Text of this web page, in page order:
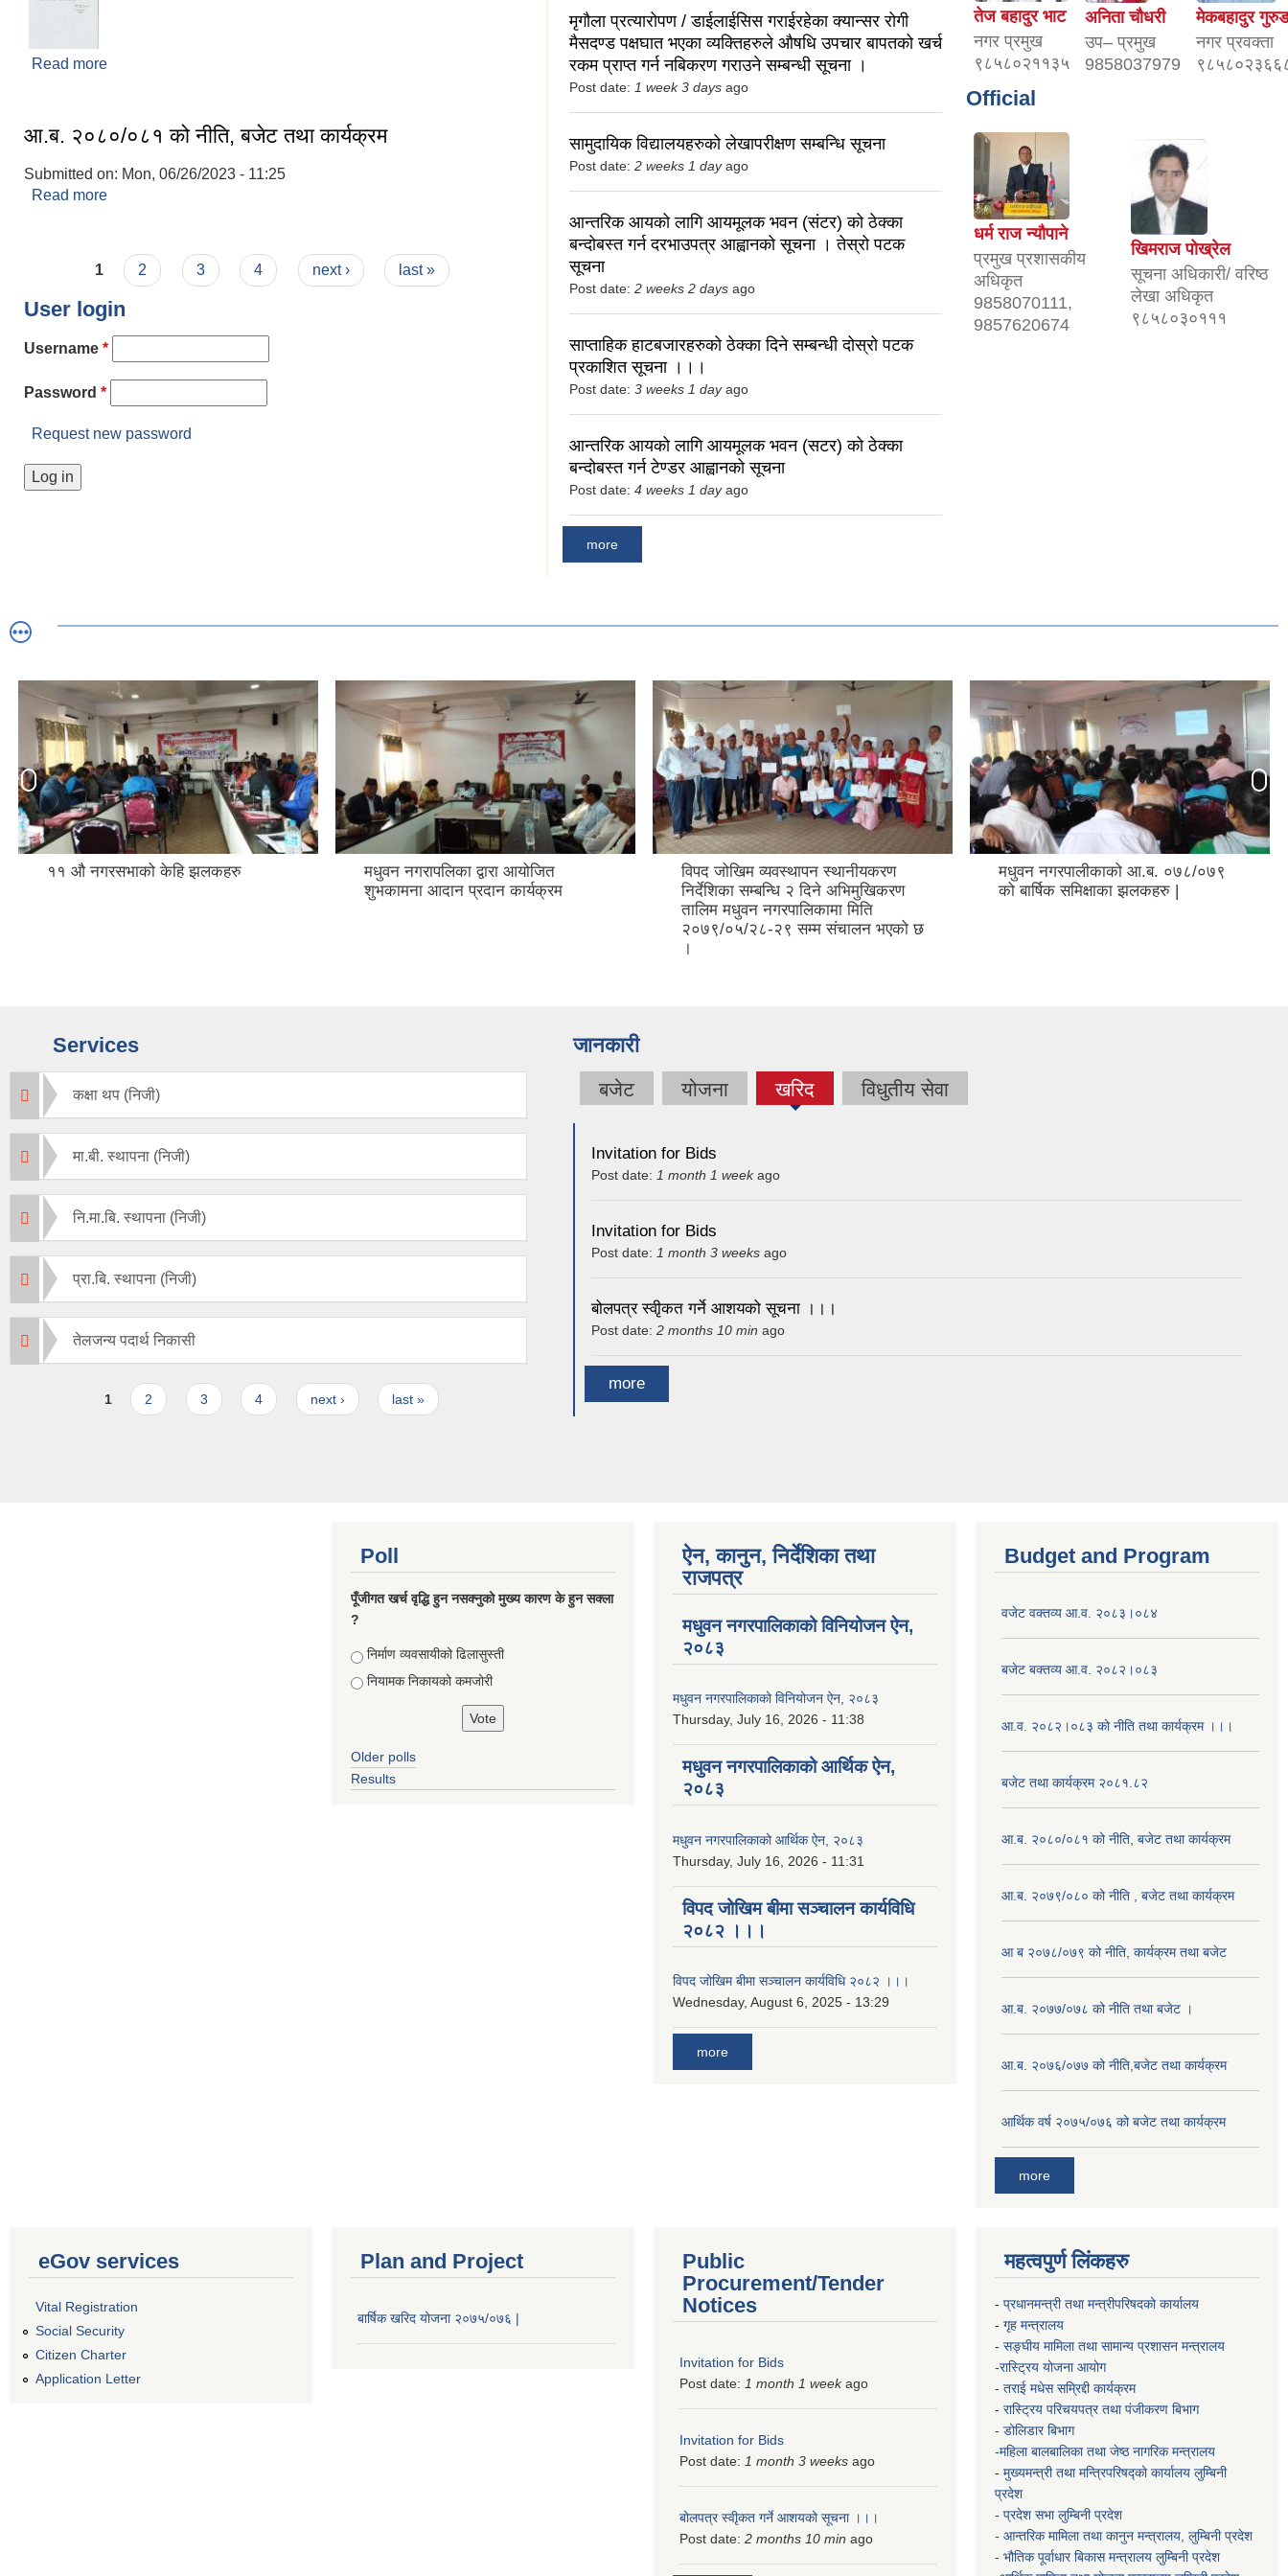
Read more
आ.ब. २०८०/०८१ को नीति, बजेट तथा कार्यक्रम
Submitted on: Mon, 06/26/2023 - 11:25
Read more
Pages
1 2 3 4 next › last »
User login
Username *
Password *
Request new password
मृगौला प्रत्यारोपण / डाईलाईसिस गराईरहेका क्यान्सर रोगी
मैसदण्ड पक्षघात भएका व्यक्तिहरुले औषधि उपचार बापतको खर्च
रकम प्राप्त गर्न नबिकरण गराउने सम्बन्धी सूचना ।
Post date: 1 week 3 days ago
सामुदायिक विद्यालयहरुको लेखापरीक्षण सम्बन्धि सूचना
Post date: 2 weeks 1 dayago
आन्तरिक आयको लागि आयमूलक भवन (संटर) को ठेक्का
बन्दोबस्त गर्न दरभाउपत्र आह्वानको सूचना । तेस्रो पटक
सूचना
Post date: 2 weeks 2 days ago
साप्ताहिक हाटबजारहरुको ठेक्का दिने सम्बन्धी दोस्रो पटक
प्रकाशित सूचना ।।।
Post date: 3 weeks 1 dayago
आन्तरिक आयको लागि आयमूलक भवन (सटर) को ठेक्का
बन्दोबस्त गर्न टेण्डर आह्वानको सूचना
Post date: 4 weeks 1 dayago
more
तेज बहादुर भाट
नगर प्रमुख
९८५८०२११३५
अनिता चौधरी
उप– प्रमुख
9858037979
मेकबहादुर
नगर प्रवक्ता
Official
धर्म राज न्यौपाने
प्रमुख प्रशासकीय
अधिकृत
9858070111,
9857620674
खिमराज पोख्रेल
सूचना अधिकारी/ वरिष्ठ
लेखा अधिकृत
९८५८०३०१११
११ औ नगरसभाको केहि झलकहरु
मधुवन नगरापलिका द्वारा आयोजित
शुभकामना आदान प्रदान कार्यक्रम
विपद जोखिम व्यवस्थापन स्थानीयकरण
निर्देशिका सम्बन्धि २ दिने अभिमुखिकरण
तालिम मधुवन नगरपालिकामा मिति
२०७९/०५/२८-२९ सम्म संचालन भएको छ
।
मधुवन नगरपालीकाको आ.ब. ०७८/०७९
को बार्षिक समिक्षाका झलकहरु |
Services
कक्षा थप (निजी)
मा.बी. स्थापना (निजी)
नि.मा.बि. स्थापना (निजी)
प्रा.बि. स्थापना (निजी)
तेलजन्य पदार्थ निकासी
1 2 3 4 next › last »
जानकारी
बजेट योजना खरिद
(active
विधुतीय सेवा
Invitation for Bids
Post date: 1 month 1 weekago
Invitation for Bids
Post date: 1 month 3 weeks ago
बोलपत्र स्वीृकत गर्ने आशयको सूचना ।।।
Post date: 2 months 10 min ago
more
Poll
पूँजीगत खर्च वृद्धि हुन नसक्नुको मुख्य कारण के हुन सक्ला
?
Choices
निर्माण व्यवसायीको ढिलासुस्ती
नियामक निकायको कमजोरी
Older polls
Results
ऐन, कानुन, निर्देशिका तथा
राजपत्र
मधुवन नगरपालिकाको विनियोजन ऐन,
२०८३
मधुवन नगरपालिकाको विनियोजन ऐन, २०८३
Thursday, July 16, 2026 - 11:38
मधुवन नगरपालिकाको आर्थिक ऐन,
२०८३
मधुवन नगरपालिकाको आर्थिक ऐन, २०८३
Thursday, July 16, 2026 - 11:31
विपद जोखिम बीमा सञ्चालन कार्यविधि
२०८२ ।।।
विपद जोखिम बीमा सञ्चालन कार्यविधि २०८२ ।।।
Wednesday, August 6, 2025 - 13:29
more
Budget and Program
वजेट वक्तव्य आ.व. २०८३।०८४
बजेट बक्तव्य आ.व. २०८२।०८३
आ.व. २०८२।०८३ को नीति तथा कार्यक्रम ।।।
बजेट तथा कार्यक्रम २०८१.८२
आ.ब. २०८०/०८१ को नीति, बजेट तथा कार्यक्रम
आ.ब. २०७९/०८० को नीति , बजेट तथा कार्यक्रम
आ ब २०७८/०७९ को नीति, कार्यक्रम तथा बजेट
आ.ब. २०७७/०७८ को नीति तथा बजेट ।
आ.ब. २०७६/०७७ को नीति,बजेट तथा कार्यक्रम
आर्थिक वर्ष २०७५/०७६ को बजेट तथा कार्यक्रम
more
eGov services
Vital Registration
Social Security
Citizen Charter
Application Letter
Plan and Project
बार्षिक खरिद योजना २०७५/०७६ |
Public
Procurement/Tender
Notices
Invitation for Bids
Post date: 1 month 1 weekago
Invitation for Bids
Post date: 1 month 3 weeks ago
बोलपत्र स्वीृकत गर्ने आशयको सूचना ।।।
Post date: 2 months 10 min ago
महत्वपुर्ण लिंकहरु
- प्रधानमन्त्री तथा मन्त्रीपरिषदको कार्यालय
- गृह मन्त्रालय
- सङ्घीय मामिला तथा सामान्य प्रशासन मन्त्रालय
-रास्ट्रिय योजना आयोग
- तराई मधेस सम्रिद्दी कार्यक्रम
- रास्ट्रिय परिचयपत्र तथा पंजीकरण बिभाग
- डोलिडार बिभाग
-महिला बालबालिका तथा जेष्ठ नागरिक मन्त्रालय
- मुख्यमन्त्री तथा मन्त्रिपरिषद्को कार्यालय लुम्बिनी
प्रदेश
- प्रदेश सभा लुम्बिनी प्रदेश
- आन्तरिक मामिला तथा कानुन मन्त्रालय, लुम्बिनी प्रदेश
- भौतिक पूर्वाधार बिकास मन्त्रालय लुम्बिनी प्रदेश